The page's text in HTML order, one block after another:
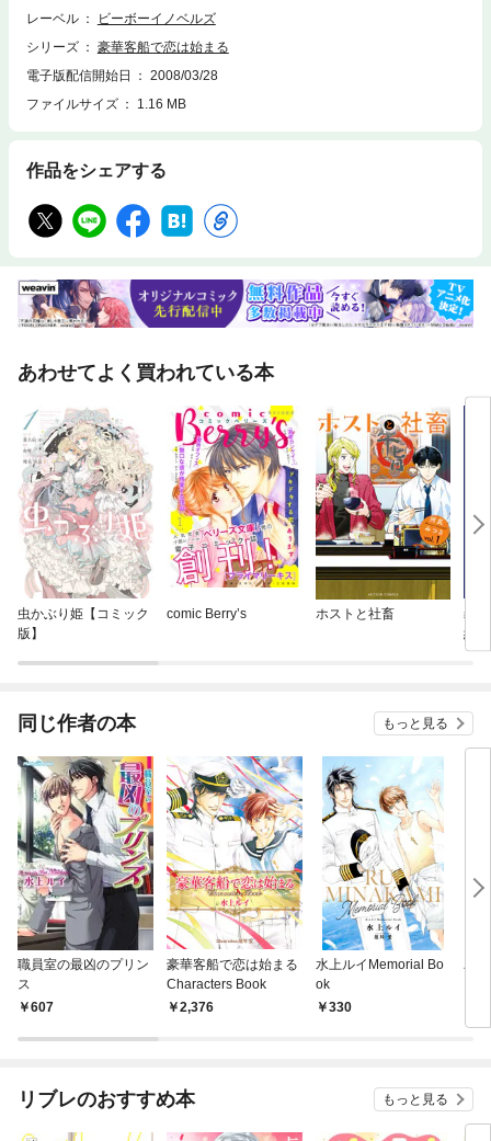
レーベル
ビーボーイノベルズ
シリーズ
豪華客船で恋は始まる
電子版配信開始日
2008/03/28
ファイルサイズ
1.16 MB
作品をシェアする
あわせてよく買われている本
虫かぶり姫【コミック
版】
comic Berry’s ホストと社畜
義
約
私
同じ作者の本 もっと見る
職員室の最凶のプリン
ス
607
豪華客船で恋は始まる
Characters Book
2,376
水上ルイMemorial Bo
ok
330
パ
リブレのおすすめ本 もっと見る